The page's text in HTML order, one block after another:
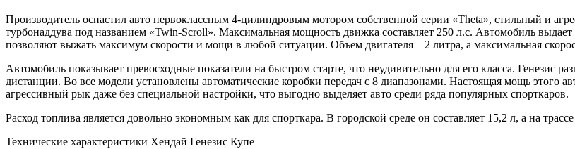
Производитель оснастил авто первоклассным 4-цилиндровым мотором собственной серии «Theta», стильный и
турбонаддува под названием «Twin-Scroll». Максимальная мощность движка составляет 250 л.с. Автомобиль
позволяют выжать максимум скорости и мощи в любой ситуации. Объем двигателя – 2 литра, а максимальная
Автомобиль показывает превосходные показатели на быстром старте, что неудивительно для его класса. Генезис
дистанции. Во все модели установлены автоматические коробки передач с 8 диапазонами. Настоящая мощь этого
агрессивный рык даже без специальной настройки, что выгодно выделяет авто среди ряда популярных спорткаров.
Расход топлива является довольно экономным как для спорткара. В городской среде он составляет 15,2 л, а на
Технические характеристики Хендай Генезис Купе